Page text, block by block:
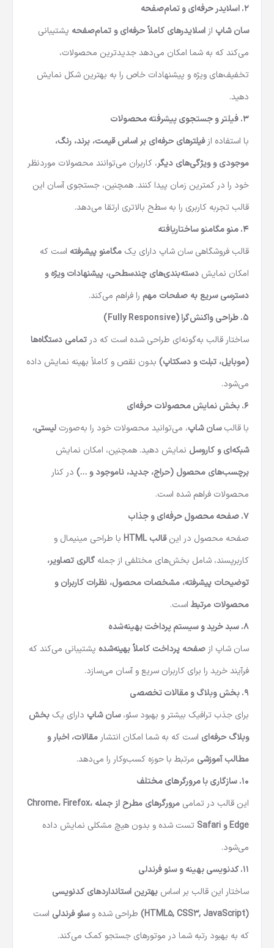
۲. اسلایدر حرفه‌ای و تمام‌صفحه
سان شاپ ازاسلایدرهای کاملاً حرفه‌ای و تمام‌صفحه پشتیبانی
می‌کند که به شما امکان می‌دهد جدیدترین محصولات،
تخفیف‌های ویژه و پیشنهادات خاص را به بهترین شکل نمایش
دهید.
۳. فیلتر و جستجوی پیشرفته محصولات
با استفاده ازفیلترهای حرفه‌ای بر اساس قیمت، برند، رنگ،
موجودی و ویژگی‌های دیگر، کاربران می‌توانند محصولات موردنظر
خود را در کمترین زمان پیدا کنند. همچنین، جستجوی آسان این
قالب تجربه کاربری را به سطح بالاتری ارتقا می‌دهد.
۴. منو مگامنو ساختاریافته
قالب فروشگاهی سان شاپ دارای یک مگامنو پیشرفته است که
امکان نمایش دسته‌بندی‌های چندسطحی، پیشنهادات ویژه و
دسترسی سریع به صفحات مهم را فراهم می‌کند.
۵. طراحی واکنش‌گرا (Fully Responsive)
ساختار قالب به‌گونه‌ای طراحی شده است که درتمامی دستگاه‌ها
(موبایل، تبلت و دسکتاپ) بدون نقص و کاملاً بهینه نمایش داده
می‌شود.
۶. بخش نمایش محصولات حرفه‌ای
با قالبسان شاپ، می‌توانید محصولات خود را به‌صورت لیستی،
شبکه‌ای و کاروسل نمایش دهید. همچنین، امکان نمایش
برچسب‌های محصول (حراج، جدید، ناموجود و …) در کنار
محصولات فراهم شده است.
۷. صفحه محصول حرفه‌ای و جذاب
صفحه محصول در اینقالب HTML
با طراحی مینیمال و
کاربرپسند، شامل بخش‌های مختلفی از جمله گالری تصاویر،
توضیحات پیشرفته، مشخصات محصول، نظرات کاربران و
محصولات مرتبط است.
۸. سبد خرید و سیستم پرداخت بهینه‌شده
سان شاپ ازصفحه پرداخت کاملاً بهینه‌شده پشتیبانی می‌کند که
فرآیند خرید را برای کاربران سریع و آسان می‌سازد.
۹. بخش وبلاگ و مقالات تخصصی
برای جذب ترافیک بیشتر و بهبود سئو،سان شاپ دارای یک بخش
وبلاگ حرفه‌ای است که به شما امکان انتشارمقالات، اخبار و
مطالب آموزشی مرتبط با حوزه کسب‌وکار را می‌دهد.
۱۰. سازگاری با مرورگرهای مختلف
این قالب در تمامی
مرورگرهای مطرح از جمله Chrome، Firefox،
Edge و Safari
تست شده و بدون هیچ مشکلی نمایش داده
می‌شود.
۱۱. کدنویسی بهینه و سئو فرندلی
ساختار این قالب بر اساس بهترین استانداردهای کدنویسی
(HTML5, CSS3, JavaScript)
طراحی شده وسئو فرندلی است
که به بهبود رتبه شما در موتورهای جستجو کمک می‌کند.